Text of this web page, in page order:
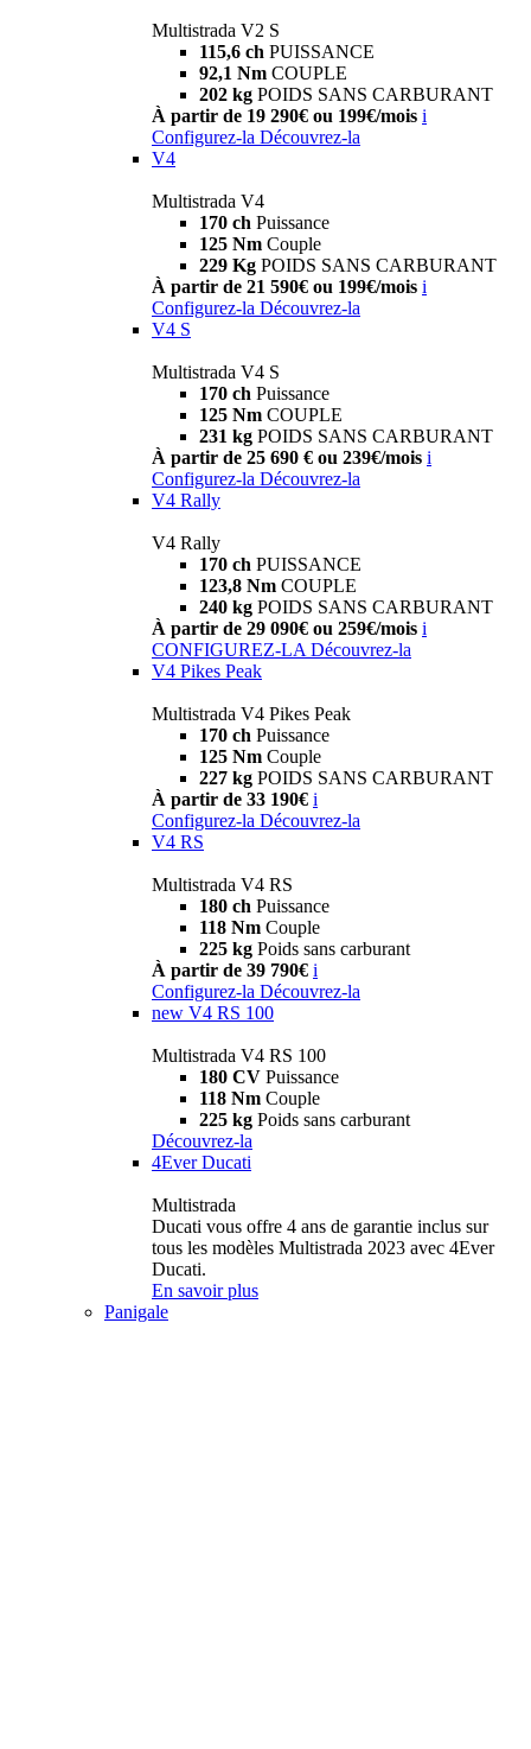
Multistrada V2 S
115,6 ch PUISSANCE
92,1 Nm COUPLE
202 kg POIDS SANS CARBURANT
À partir de 19 290€ ou 199€/mois i
Configurez-la Découvrez-la
V4
Multistrada V4
170 ch Puissance
125 Nm Couple
229 Kg POIDS SANS CARBURANT
À partir de 21 590€ ou 199€/mois i
Configurez-la Découvrez-la
V4 S
Multistrada V4 S
170 ch Puissance
125 Nm COUPLE
231 kg POIDS SANS CARBURANT
À partir de 25 690 € ou 239€/mois i
Configurez-la Découvrez-la
V4 Rally
V4 Rally
170 ch PUISSANCE
123,8 Nm COUPLE
240 kg POIDS SANS CARBURANT
À partir de 29 090€ ou 259€/mois i
CONFIGUREZ-LA Découvrez-la
V4 Pikes Peak
Multistrada V4 Pikes Peak
170 ch Puissance
125 Nm Couple
227 kg POIDS SANS CARBURANT
À partir de 33 190€ i
Configurez-la Découvrez-la
V4 RS
Multistrada V4 RS
180 ch Puissance
118 Nm Couple
225 kg Poids sans carburant
À partir de 39 790€ i
Configurez-la Découvrez-la
new V4 RS 100
Multistrada V4 RS 100
180 CV Puissance
118 Nm Couple
225 kg Poids sans carburant
Découvrez-la
4Ever Ducati
Multistrada
Ducati vous offre 4 ans de garantie inclus sur
tous les modèles Multistrada 2023 avec 4Ever
Ducati.
En savoir plus
Panigale